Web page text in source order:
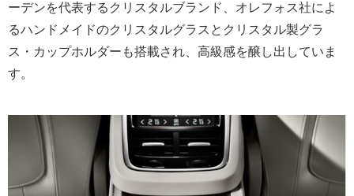
ーデンを代表するクリスタルブランド、オレフォス社によ
るハンドメイドのクリスタルグラスとクリスタル製グラ
ス・カップホルダーも搭載され、高級感を醸し出していま
す。